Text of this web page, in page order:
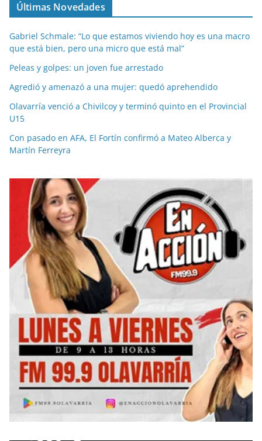
Últimas Novedades
Gabriel Schmale: “Lo que estamos viviendo hoy es una macro
que está bien, pero una micro que está mal”
Peleas y golpes: un joven fue arrestado
Agredió y amenazó a una mujer: quedó aprehendido
Olavarría venció a Chivilcoy y terminó quinto en el Provincial
U15
Con pasado en AFA, El Fortín confirmó a Mateo Alberca y
Martín Ferreyra